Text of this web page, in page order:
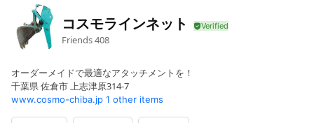
コスモラインネット
Friends408
オーダーメイドで最適なアタッチメントを！
千葉県 佐倉市 上志津原314-7
www.cosmo-chiba.jp 1 other items